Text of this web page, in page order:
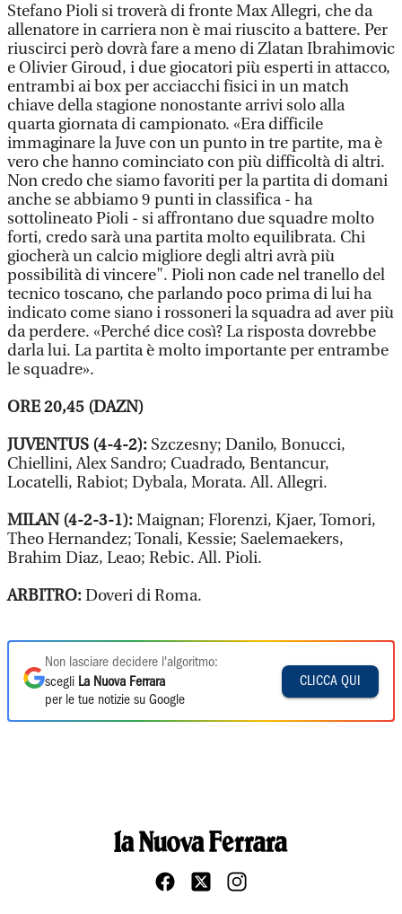
Stefano Pioli si troverà di fronte Max Allegri, che da
allenatore in carriera non è mai riuscito a battere. Per
riuscirci però dovrà fare a meno di Zlatan Ibrahimovic
e Olivier Giroud, i due giocatori più esperti in attacco,
entrambi ai box per acciacchi fisici in un match
chiave della stagione nonostante arrivi solo alla
quarta giornata di campionato. «Era difficile
immaginare la Juve con un punto in tre partite, ma è
vero che hanno cominciato con più difficoltà di altri.
Non credo che siamo favoriti per la partita di domani
anche se abbiamo 9 punti in classifica - ha
sottolineato Pioli - si affrontano due squadre molto
forti, credo sarà una partita molto equilibrata. Chi
giocherà un calcio migliore degli altri avrà più
possibilità di vincere". Pioli non cade nel tranello del
tecnico toscano, che parlando poco prima di lui ha
indicato come siano i rossoneri la squadra ad aver più
da perdere. «Perché dice così? La risposta dovrebbe
darla lui. La partita è molto importante per entrambe
le squadre».
ORE 20,45 (DAZN)
JUVENTUS (4-4-2): Szczesny; Danilo, Bonucci,
Chiellini, Alex Sandro; Cuadrado, Bentancur,
Locatelli, Rabiot; Dybala, Morata. All. Allegri.
MILAN (4-2-3-1):Maignan; Florenzi, Kjaer, Tomori,
Theo Hernandez; Tonali, Kessie; Saelemaekers,
Brahim Diaz, Leao; Rebic. All. Pioli.
ARBITRO:Doveri di Roma.
Non lasciare decidere l'algoritmo:
scegli La Nuova Ferrara
per le tue notizie su Google
CLICCA QUI